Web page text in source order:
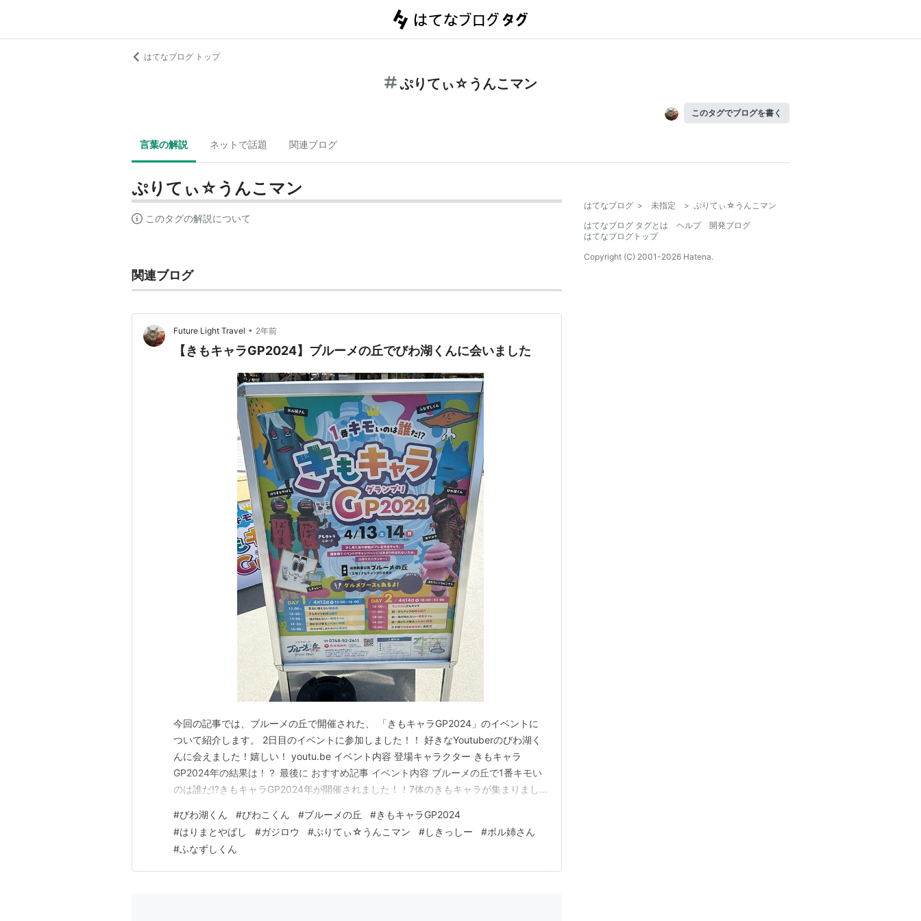
はてなブログ トップ
ぷりてぃ☆うんこマン
このタグでブログを書く
言葉の解説 ネットで話題 関連ブログ
ぷりてぃ☆うんこマン
このタグの解説について
関連ブログ
Future Light Travel • 2年前
【きもキャラGP2024】ブルーメの丘でびわ湖くんに会いました
今回の記事では、ブルーメの丘で開催された、 「きもキャラGP2024」のイベントに
ついて紹介します。 2日目のイベントに参加しました！！ 好きなYoutuberのびわ湖く
んに会えました！嬉しい！ youtu.be イベント内容 登場キャラクター きもキャラ
GP2024年の結果は！？ 最後に おすすめ記事 イベント内容 ブルーメの丘で1番キモい
のは誰だ⁉きもキャラGP2024年が開催されました！！7体のきもキャラが集まりまし
達を招待したらしい キャラクターの紹介や1発芸、勝負などをキャラクター達がしてい
ました。…
#びわ湖くん #びわこくん #ブルーメの丘 #きもキャラGP2024
#はりまとやばし #ガジロウ #ぷりてぃ☆うんこマン #しきっしー #ボル姉さん
#ふなずしくん
はてなブログ > 未指定 > ぷりてぃ☆うんこマン
はてなブログ タグとは
ヘルプ
開発ブログ
はてなブログトップ
Copyright (C) 2001-2026 Hatena.